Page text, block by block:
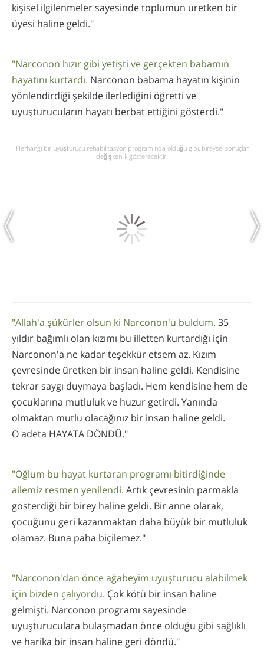
kişisel ilgilenmeler sayesinde toplumun üretken bir
üyesi haline geldi."
"Narconon hızır gibi yetişti ve gerçekten babamın
hayatını kurtardı. Narconon babama hayatın kişinin
yönlendirdiği şekilde ilerlediğini öğretti ve
uyuşturucuların hayatı berbat ettiğini gösterdi."
Herhangi bir uyuşturucu rehabilitasyon programında olduğu gibi, bireysel sonuçlar
değişkenlik gösterecektir.
"Allah'a şükürler olsun ki Narconon'u buldum. 35
yıldır bağımlı olan kızımı bu illetten kurtardığı için
Narconon'a ne kadar teşekkür etsem az. Kızım
çevresinde üretken bir insan haline geldi. Kendisine
tekrar saygı duymaya başladı. Hem kendisine hem de
çocuklarına mutluluk ve huzur getirdi. Yanında
olmaktan mutlu olacağınız bir insan haline geldi.
O adeta HAYATA DÖNDÜ."
"Oğlum bu hayat kurtaran programı bitirdiğinde
ailemiz resmen yenilendi. Artık çevresinin parmakla
gösterdiği bir birey haline geldi. Bir anne olarak,
çocuğunu geri kazanmaktan daha büyük bir mutluluk
olamaz. Buna paha biçilemez."
"Narconon'dan önce ağabeyim uyuşturucu alabilmek
için bizden çalıyordu. Çok kötü bir insan haline
gelmişti. Narconon programı sayesinde
uyuşturuculara bulaşmadan önce olduğu gibi sağlıklı
ve harika bir insan haline geri döndü."